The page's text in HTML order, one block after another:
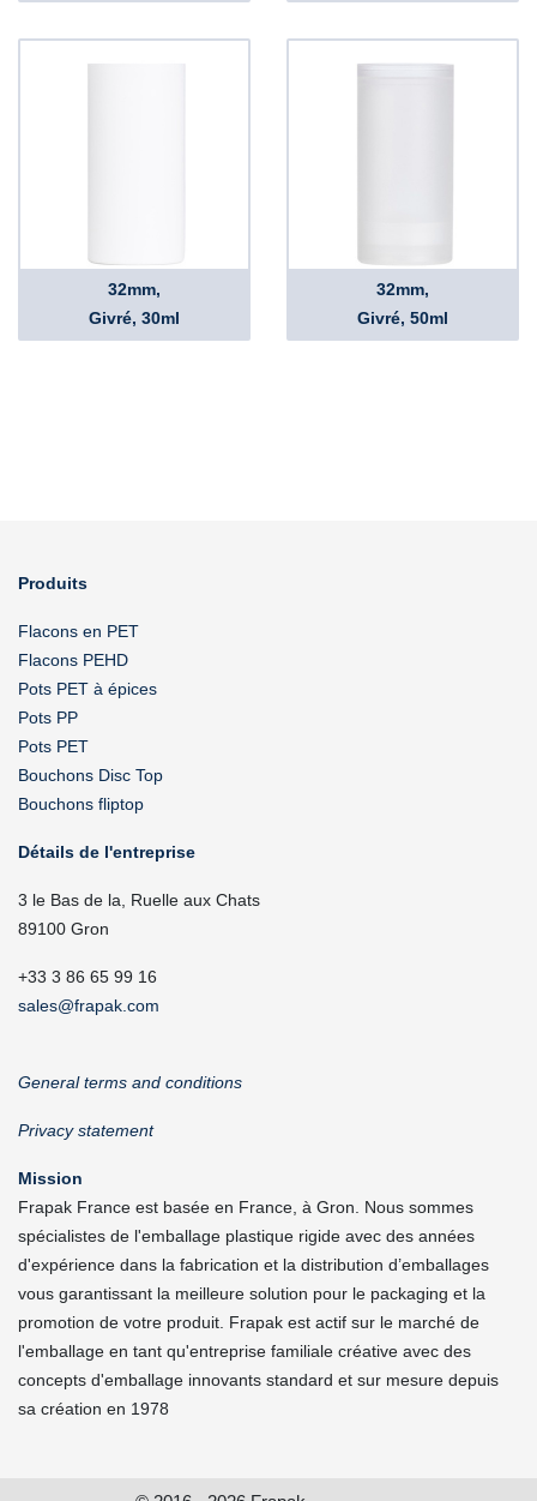
32mm,
Givré, 30ml
32mm,
Givré, 50ml
Produits
Flacons en PET
Flacons PEHD
Pots PET à épices
Pots PP
Pots PET
Bouchons Disc Top
Bouchons fliptop
Détails de l'entreprise
3 le Bas de la, Ruelle aux Chats
89100 Gron
+33 3 86 65 99 16
sales@frapak.com
General terms and conditions
Privacy statement
Mission
Frapak France est basée en France, à Gron. Nous sommes
spécialistes de l'emballage plastique rigide avec des années
d'expérience dans la fabrication et la distribution d’emballages
vous garantissant la meilleure solution pour le packaging et la
promotion de votre produit. Frapak est actif sur le marché de
l'emballage en tant qu'entreprise familiale créative avec des
concepts d'emballage innovants standard et sur mesure depuis
sa création en 1978